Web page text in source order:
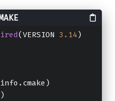
(VERSION 3.14)